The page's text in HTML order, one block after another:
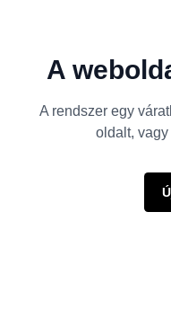
A
A rendszer egy
oldalt,